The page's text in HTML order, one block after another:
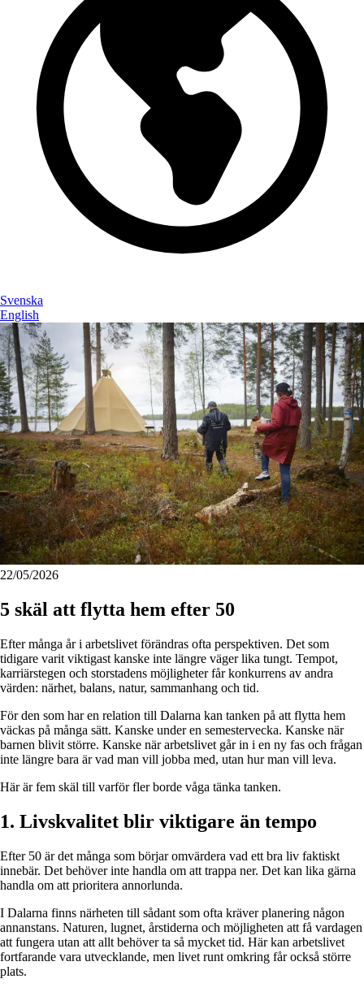
Svenska
English
22/05/2026
5 skäl att flytta hem efter 50
Efter många år i arbetslivet förändras ofta perspektiven. Det som
tidigare varit viktigast kanske inte längre väger lika tungt. Tempot,
karriärstegen och storstadens möjligheter får konkurrens av andra
värden: närhet, balans, natur, sammanhang och tid.
För den som har en relation till Dalarna kan tanken på att flytta hem
väckas på många sätt. Kanske under en semestervecka. Kanske när
barnen blivit större. Kanske när arbetslivet går in i en ny fas och frågan
inte längre bara är vad man vill jobba med, utan hur man vill leva.
Här är fem skäl till varför fler borde våga tänka tanken.
1. Livskvalitet blir viktigare än tempo
Efter 50 är det många som börjar omvärdera vad ett bra liv faktiskt
innebär. Det behöver inte handla om att trappa ner. Det kan lika gärna
handla om att prioritera annorlunda.
I Dalarna finns närheten till sådant som ofta kräver planering någon
annanstans. Naturen, lugnet, årstiderna och möjligheten att få vardagen
att fungera utan att allt behöver ta så mycket tid. Här kan arbetslivet
fortfarande vara utvecklande, men livet runt omkring får också större
plats.